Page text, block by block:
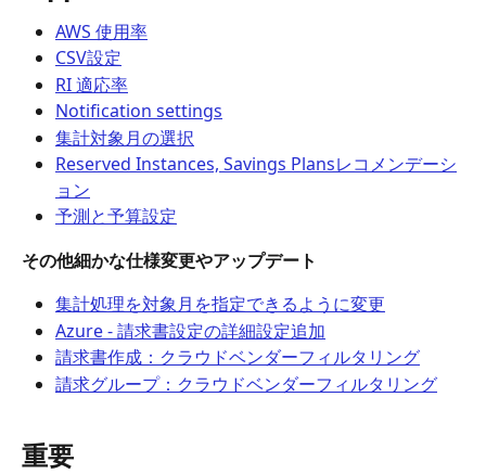
AWS 使用率
CSV設定
RI 適応率
Notification settings
集計対象月の選択
Reserved Instances, Savings Plansレコメンデーシ
ョン
予測と予算設定
その他細かな仕様変更やアップデート
集計処理を対象月を指定できるように変更
Azure - 請求書設定の詳細設定追加
請求書作成：クラウドベンダーフィルタリング
請求グループ：クラウドベンダーフィルタリング
重要